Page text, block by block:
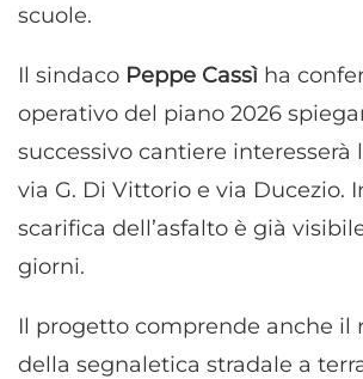
scuole.
Il sindaco Peppe Cassì ha
operativo del piano 2026
successivo cantiere interesserà
via G. Di Vittorio e via Ducezio.
scarifica dell’asfalto è già
giorni.
Il progetto comprende anche il
della segnaletica stradale a